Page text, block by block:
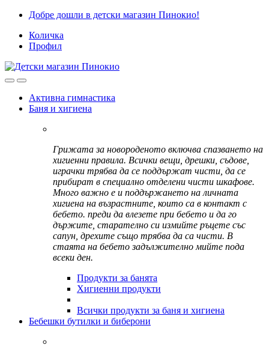
Skip
navigation
Skip
content
Добре дошли в детски магазин Пинокио!
Количка
Профил
Активна гимнастика
Баня и хигиена
Грижата за новороденото включва спазването на
хигиенни правила. Всички вещи, дрешки, съдове,
играчки трябва да се поддържат чисти, да се
прибират в специално отделени чисти шкафове.
Много важно е и поддържането на личната
хигиена на възрастните, които са в контакт с
бебето. преди да влезете при бебето и да го
държите, старателно си измийте ръцете със
сапун, дрехите също трябва да са чисти. В
стаята на бебето задължително мийте пода
всеки ден.
Продукти за банята
Хигиенни продукти
Всички продукти за баня и хигиена
Бебешки бутилки и биберони